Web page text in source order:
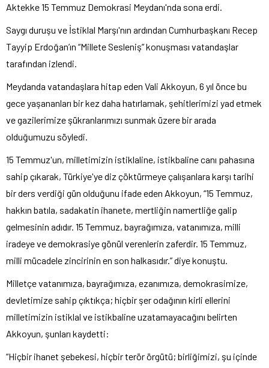
Aktekke 15 Temmuz Demokrasi Meydanı'nda sona erdi.
Saygı duruşu ve İstiklal Marşı'nın ardından Cumhurbaşkanı Recep
Tayyip Erdoğan’ın “Millete Sesleniş” konuşması vatandaşlar
tarafından izlendi.
Meydanda vatandaşlara hitap eden Vali Akkoyun, 6 yıl önce bu
gece yaşananları bir kez daha hatırlamak, şehitlerimizi yad etmek
ve gazilerimize şükranlarımızı sunmak üzere bir arada
olduğumuzu söyledi.
15 Temmuz'un, milletimizin istiklaline, istikbaline canı pahasına
sahip çıkarak, Türkiye'ye diz çöktürmeye çalışanlara karşı tarihi
bir ders verdiği gün olduğunu ifade eden Akkoyun, “15 Temmuz,
hakkın batıla, sadakatin ihanete, mertliğin namertliğe galip
gelmesinin adıdır. 15 Temmuz, bayrağımıza, vatanımıza, milli
iradeye ve demokrasiye gönül verenlerin zaferdir. 15 Temmuz,
milli mücadele zincirinin en son halkasıdır.” diye konuştu.
Milletçe vatanımıza, bayrağımıza, ezanımıza, demokrasimize,
devletimize sahip çıktıkça; hiçbir şer odağının kirli ellerini
milletimizin istiklal ve istikbaline uzatamayacağını belirten
Akkoyun, şunları kaydetti:
“Hiçbir ihanet şebekesi, hiçbir terör örgütü; birliğimizi, şu içinde